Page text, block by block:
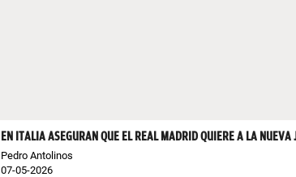
EN ITALIA ASEGURAN QUE EL REAL MADRID QUIERE A LA NUEVA
Pedro Antolinos
07-05-2026